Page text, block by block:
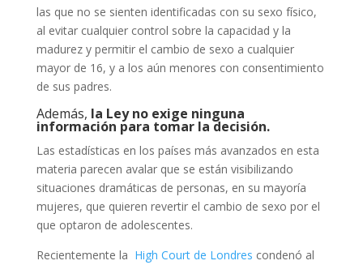
las que no se sienten identificadas con su sexo físico,
al evitar cualquier control sobre la capacidad y la
madurez y permitir el cambio de sexo a cualquier
mayor de 16, y a los aún menores con consentimiento
de sus padres.
Además, la Ley no exige ninguna
información para tomar la decisión.
Las estadísticas en los países más avanzados en esta
materia parecen avalar que se están visibilizando
situaciones dramáticas de personas, en su mayoría
mujeres, que quieren revertir el cambio de sexo por el
que optaron de adolescentes.
Recientemente la High Court de Londres condenó al